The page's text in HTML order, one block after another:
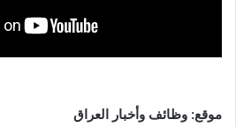
موقع: وظائف وأخبار العراق